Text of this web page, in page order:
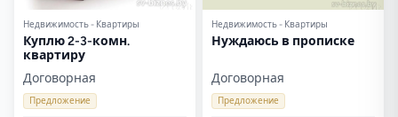
Недвижимость - Квартиры
Куплю 2-3-комн.
квартиру
Договорная
Предложение
Недвижимость - Квартиры
Нуждаюсь в прописке
Договорная
Предложение